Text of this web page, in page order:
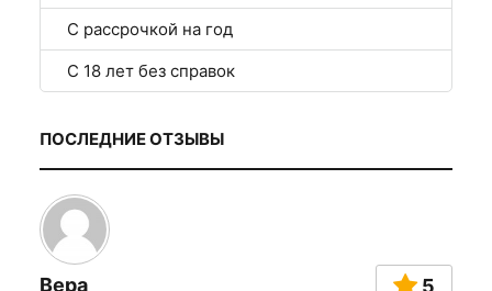
С рассрочкой на год
С 18 лет без справок
ПОСЛЕДНИЕ ОТЗЫВЫ
Вера